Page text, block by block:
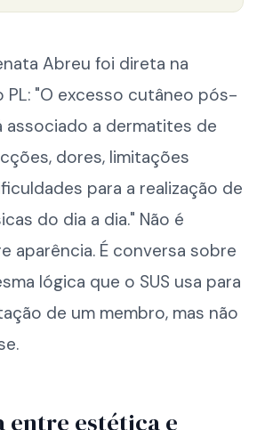
Abreu foi direta na
PL: "O excesso cutâneo pós-
associado a dermatites de
dores, limitações
para a realização de
do dia a dia." Não é
aparência. É conversa sobre
lógica que o SUS usa para
de um membro, mas não
estética e